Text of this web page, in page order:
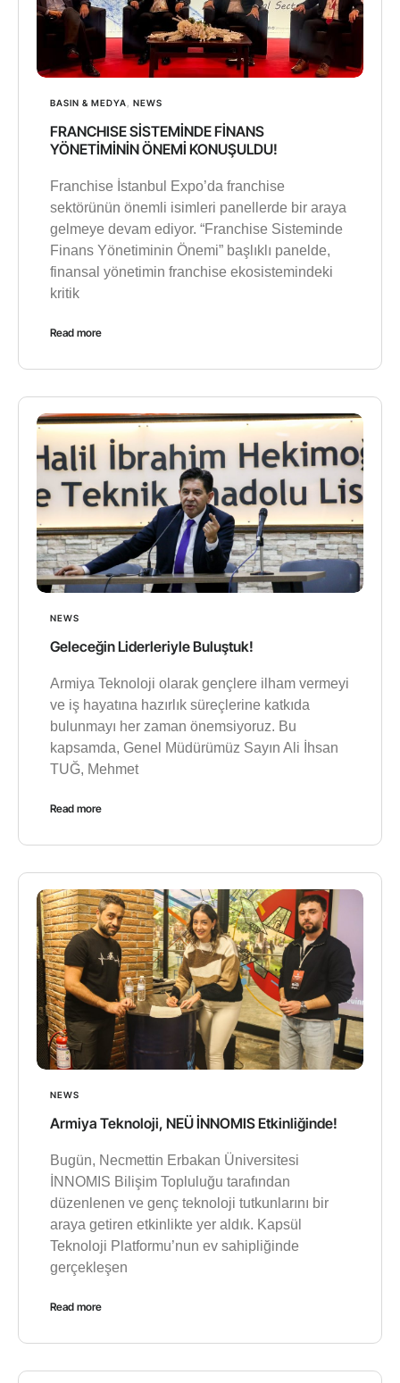
BASIN & MEDYA NEWS
FRANCHISE SİSTEMİNDE FİNANS
YÖNETİMİNİN ÖNEMİ KONUŞULDU!
Franchise İstanbul Expo’da franchise
sektörünün önemli isimleri panellerde bir araya
gelmeye devam ediyor. “Franchise Sisteminde
Finans Yönetiminin Önemi” başlıklı panelde,
finansal yönetimin franchise ekosistemindeki
kritik
Read more
NEWS
Geleceğin Liderleriyle Buluştuk!
Armiya Teknoloji olarak gençlere ilham vermeyi
ve iş hayatına hazırlık süreçlerine katkıda
bulunmayı her zaman önemsiyoruz. Bu
kapsamda, Genel Müdürümüz Sayın Ali İhsan
TUĞ, Mehmet
Read more
NEWS
Armiya Teknoloji, NEÜ İNNOMIS Etkinliğinde!
Bugün, Necmettin Erbakan Üniversitesi
İNNOMIS Bilişim Topluluğu tarafından
düzenlenen ve genç teknoloji tutkunlarını bir
araya getiren etkinlikte yer aldık. Kapsül
Teknoloji Platformu’nun ev sahipliğinde
gerçekleşen
Read more